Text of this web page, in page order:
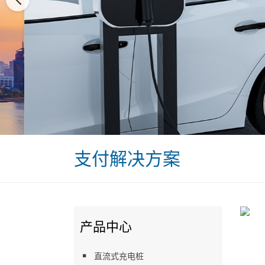
支付解决方案
产品中心
直流式充电桩